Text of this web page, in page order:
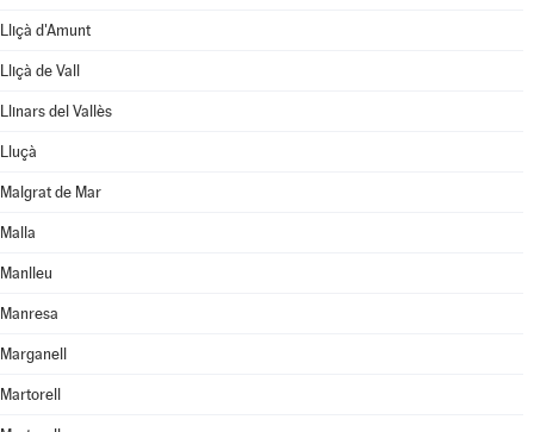
Lliçà d'Amunt
Lliçà de Vall
Llinars del Vallès
Lluçà
Malgrat de Mar
Malla
Manlleu
Manresa
Marganell
Martorell